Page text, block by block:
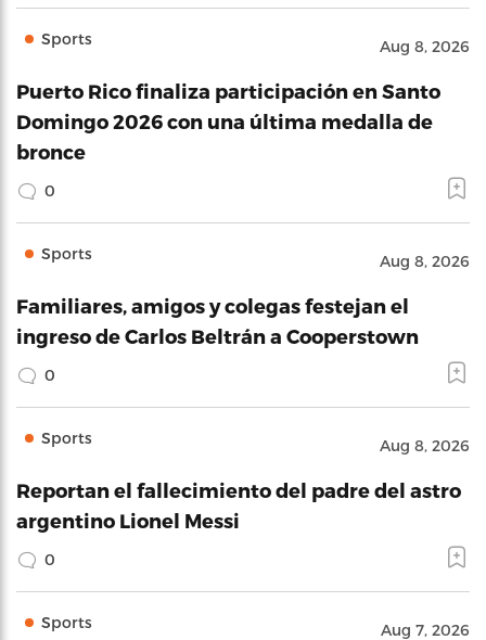
Sports Aug 8, 2026
Puerto Rico finaliza participación en Santo
Domingo 2026 con una última medalla de
bronce
0
Sports Aug 8, 2026
Familiares, amigos y colegas festejan el
ingreso de Carlos Beltrán a Cooperstown
0
Sports Aug 8, 2026
Reportan el fallecimiento del padre del astro
argentino Lionel Messi
0
Sports Aug 7, 2026